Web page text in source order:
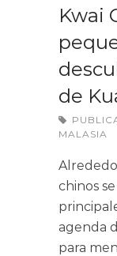
Kwai
de
MALASIA
chinos
agenda
para